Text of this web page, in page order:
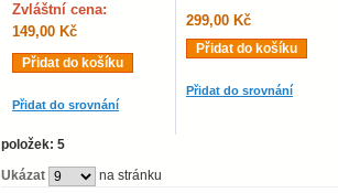
Zvláštní cena:
149,00 Kč
Přidat do košíku
Přidat do srovnání
299,00 Kč
Přidat do košíku
Přidat do srovnání
položek: 5
Ukázat
na stránku